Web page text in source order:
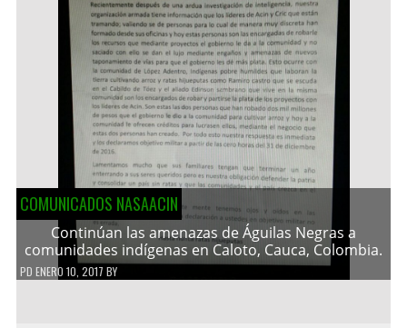
COMUNICADOS NASAACIN
Continúan las amenazas de Águilas Negras a
comunidades indígenas en Caloto, Cauca, Colombia.
PD ENERO 10, 2017 BY